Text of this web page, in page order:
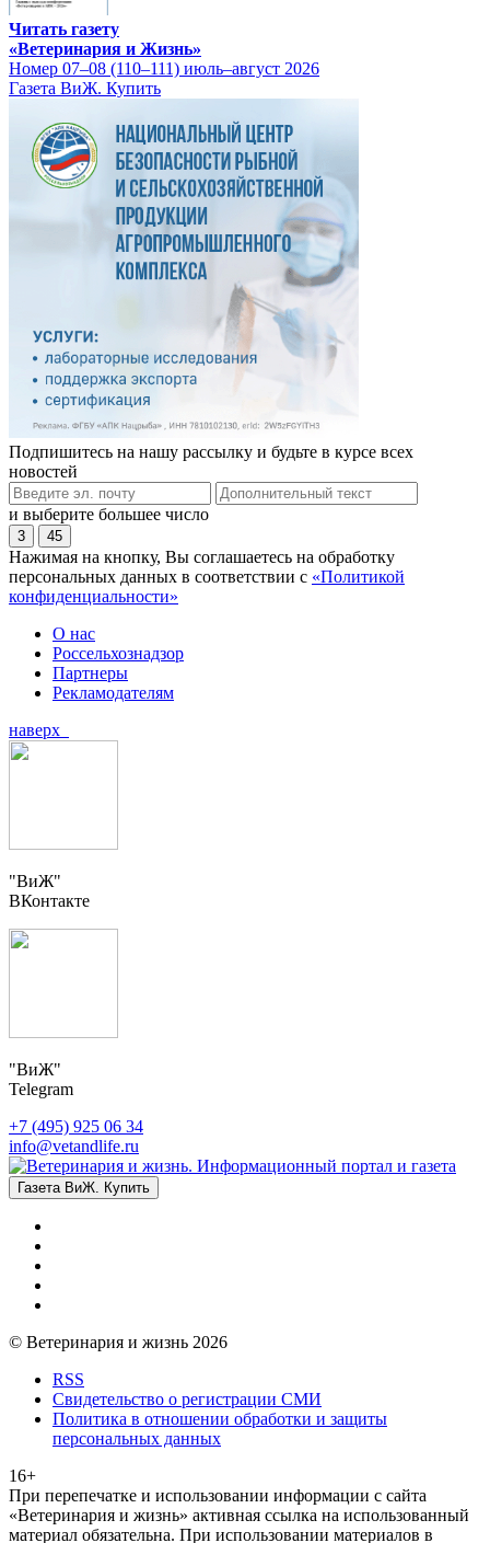
Читать газету
«Ветеринария и Жизнь»
Номер 07–08 (110–111) июль–август 2026
Газета ВиЖ. Купить
Подпишитесь на нашу рассылку и будьте в курсе всех
новостей
и выберите большее число
3 45
Нажимая на кнопку, Вы соглашаетесь на обработку
персональных данных в соответствии с «Политикой
конфиденциальности»
О нас
Россельхознадзор
Партнеры
Рекламодателям
наверх
"ВиЖ"
ВКонтакте
"ВиЖ"
Telegram
+7 (495) 925 06 34
info@vetandlife.ru
Газета ВиЖ. Купить
© Ветеринария и жизнь 2026
RSS
Свидетельство о регистрации СМИ
Политика в отношении обработки и защиты
персональных данных
16+
При перепечатке и использовании информации с сайта
«Ветеринария и жизнь» активная ссылка на использованный
материал обязательна. При использовании материалов в